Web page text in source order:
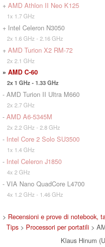
+ AMD Athlon II Neo K125
1x 1.7 GHz
+ Intel Celeron N3050
2x 1.6 GHz - 2.16 GHz
+ AMD Turion X2 RM-72
2x 2.1 GHz
» AMD C-60
2x 1 GHz - 1.33 GHz
- AMD Turion II Ultra M660
2x 2.7 GHz
- AMD A6-5345M
2x 2.2 GHz - 2.8 GHz
- Intel Core 2 Solo SU3500
1x 1.4 GHz
- Intel Celeron J1850
4x 2 GHz
- VIA Nano QuadCore L4700
4x 1.2 GHz - 1.46 GHz
> Recensioni e prove di notebook,
Tips > Processori per portatili >
Klaus Hinum